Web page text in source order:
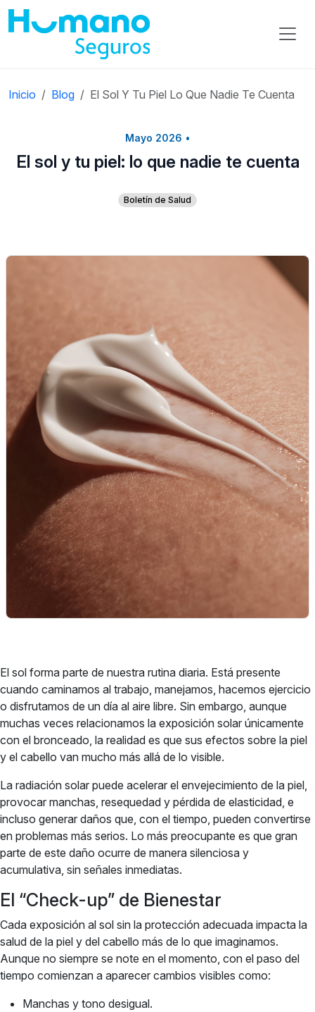
Inicio Blog El Sol Y Tu Piel Lo Que Nadie Te Cuenta
Mayo 2026 •
El sol y tu piel: lo que nadie te cuenta
Boletín de Salud
El sol forma parte de nuestra rutina diaria. Está presente
cuando caminamos al trabajo, manejamos, hacemos ejercicio
o disfrutamos de un día al aire libre. Sin embargo, aunque
muchas veces relacionamos la exposición solar únicamente
con el bronceado, la realidad es que sus efectos sobre la piel
y el cabello van mucho más allá de lo visible.
La radiación solar puede acelerar el envejecimiento de la piel,
provocar manchas, resequedad y pérdida de elasticidad, e
incluso generar daños que, con el tiempo, pueden convertirse
en problemas más serios. Lo más preocupante es que gran
parte de este daño ocurre de manera silenciosa y
acumulativa, sin señales inmediatas.
El “Check-up” de Bienestar
Cada exposición al sol sin la protección adecuada impacta la
salud de la piel y del cabello más de lo que imaginamos.
Aunque no siempre se note en el momento, con el paso del
tiempo comienzan a aparecer cambios visibles como:
Manchas y tono desigual.